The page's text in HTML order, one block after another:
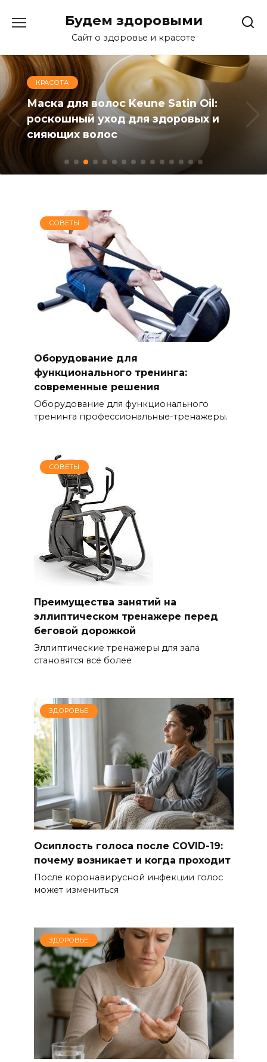
Будем здоровыми
Сайт о здоровье и красоте
КРАСОТА
Маска для волос Keune Satin Oil:
роскошный уход для здоровых и
сияющих волос
СОВЕТЫ
Оборудование для
функционального тренинга:
современные решения
Оборудование для функционального
тренинга профессиональные-тренажеры.
СОВЕТЫ
Преимущества занятий на
эллиптическом тренажере перед
беговой дорожкой
Эллиптические тренажеры для зала
становятся всё более
ЗДОРОВЬЕ
Осиплость голоса после COVID-19:
почему возникает и когда проходит
После коронавирусной инфекции голос
может измениться
ЗДОРОВЬЕ